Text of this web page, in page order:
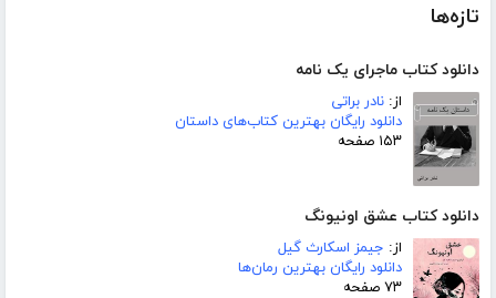
تازه‌ها
دانلود کتاب ماجرای یک نامه
از: نادر براتی
دانلود رایگان بهترین کتاب‌های داستان
۱۵۳ صفحه
دانلود کتاب عشق اونیونگ
از: جیمز اسکارث گیل
دانلود رایگان بهترین رمان‌ها
۷۳ صفحه